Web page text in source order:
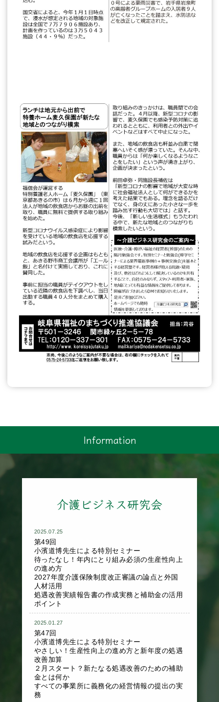
Information
介護ビジネス研究会
2025.07.25
第49回
小濱道博先生による特別セミナー
待ったなし！年内にとり組み必須の生産性向上
の進め方
2027年度介護保険制度改正審議の論点と外国
人材活用
処遇改善実績報告書の作成実務と補助金の活用
ポイント
2025.01.27
第47回
小濱道博先生による特別セミナー
やさしい！生産性向上の進め方と新年度の処遇
改善加算
２月スタート？新たなる処遇改善のための補助
金とは何か
すべての事業所に義務化の経営情報の提出の実
務